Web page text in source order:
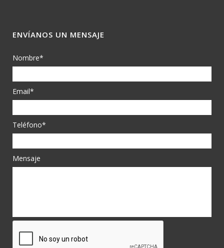
ENVÍANOS UN MENSAJE
Nombre*
Email*
Teléfono*
Mensaje